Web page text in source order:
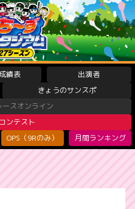
績表
出演者
きょうのサンスポ
スオンライン
ンテスト
OPS（9Rのみ） 月間ランキング